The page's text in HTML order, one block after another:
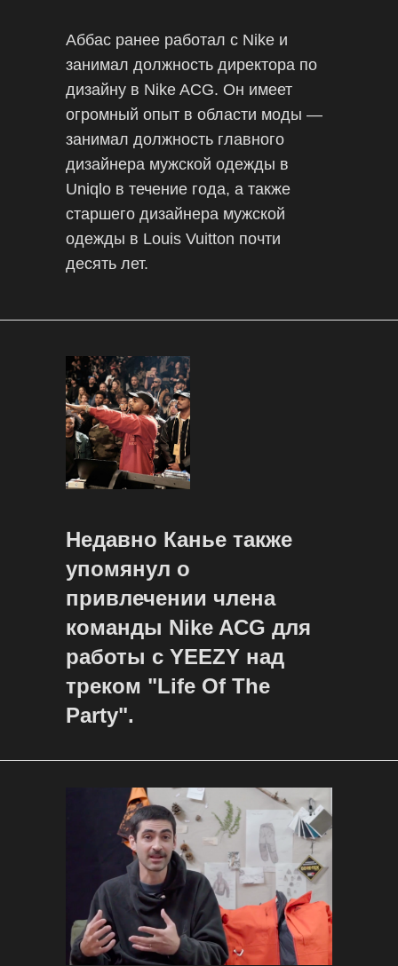
Аббас ранее работал с Nike и
занимал должность директора по
дизайну в Nike ACG. Он имеет
огромный опыт в области моды —
занимал должность главного
дизайнера мужской одежды в
Uniqlo в течение года, а также
старшего дизайнера мужской
одежды в Louis Vuitton почти
десять лет.
Недавно Канье также
упомянул о
привлечении члена
команды Nike ACG для
работы с YEEZY над
треком "Life Of The
Party".